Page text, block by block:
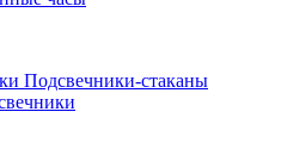
Подсвечники-стаканы